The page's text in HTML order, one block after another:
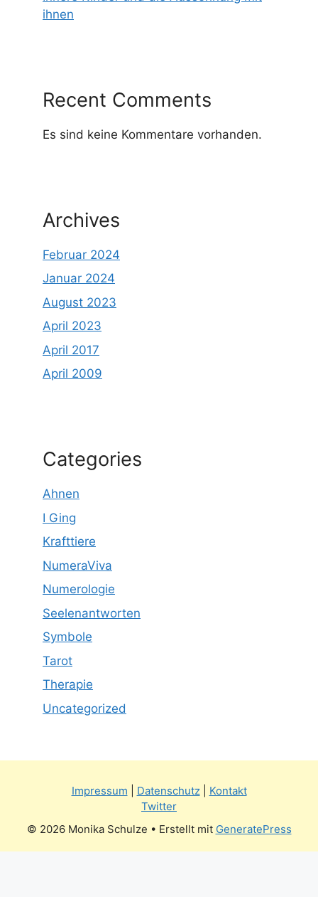
ihnen
Recent Comments
Es sind keine Kommentare vorhanden.
Archives
Februar 2024
Januar 2024
August 2023
April 2023
April 2017
April 2009
Categories
Ahnen
I Ging
Krafttiere
NumeraViva
Numerologie
Seelenantworten
Symbole
Tarot
Therapie
Uncategorized
Impressum Datenschutz| Kontakt
Twitter
© 2026 Monika Schulze • Erstellt mit GeneratePress